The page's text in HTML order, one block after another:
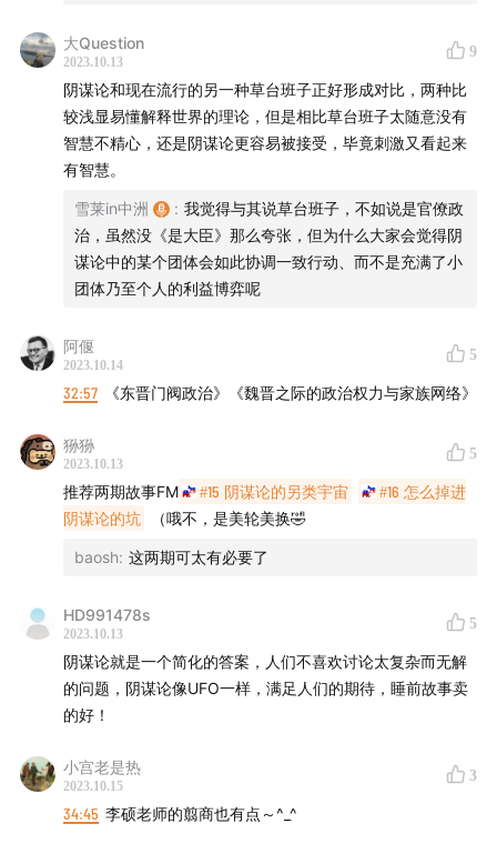
大Question
2023.10.13
9
阴谋论和现在流行的另一种草台班子正好形成对比，两种比
较浅显易懂解释世界的理论，但是相比草台班子太随意没有
智慧不精心，还是阴谋论更容易被接受，毕竟刺激又看起来
有智慧。
雪莱in中洲 : 我觉得与其说草台班子，不如说是官僚政
治，虽然没《是大臣》那么夸张，但为什么大家会觉得阴
谋论中的某个团体会如此协调一致行动、而不是充满了小
团体乃至个人的利益博弈呢
阿偃
2023.10.14
5
32:57 《东晋门阀政治》《魏晋之际的政治权力与家族网络》
狲狲
2023.10.13
5
推荐两期故事FM #15 阴谋论的另类宇宙
#16 怎么掉进
阴谋论的坑
（哦不，是美轮美换🤣
baosh: 这两期可太有必要了
HD991478s
2023.10.13
5
阴谋论就是一个简化的答案，人们不喜欢讨论太复杂而无解
的问题，阴谋论像UFO一样，满足人们的期待，睡前故事卖
的好！
小宫老是热
2023.10.15
3
34:45 李硕老师的翦商也有点～^_^